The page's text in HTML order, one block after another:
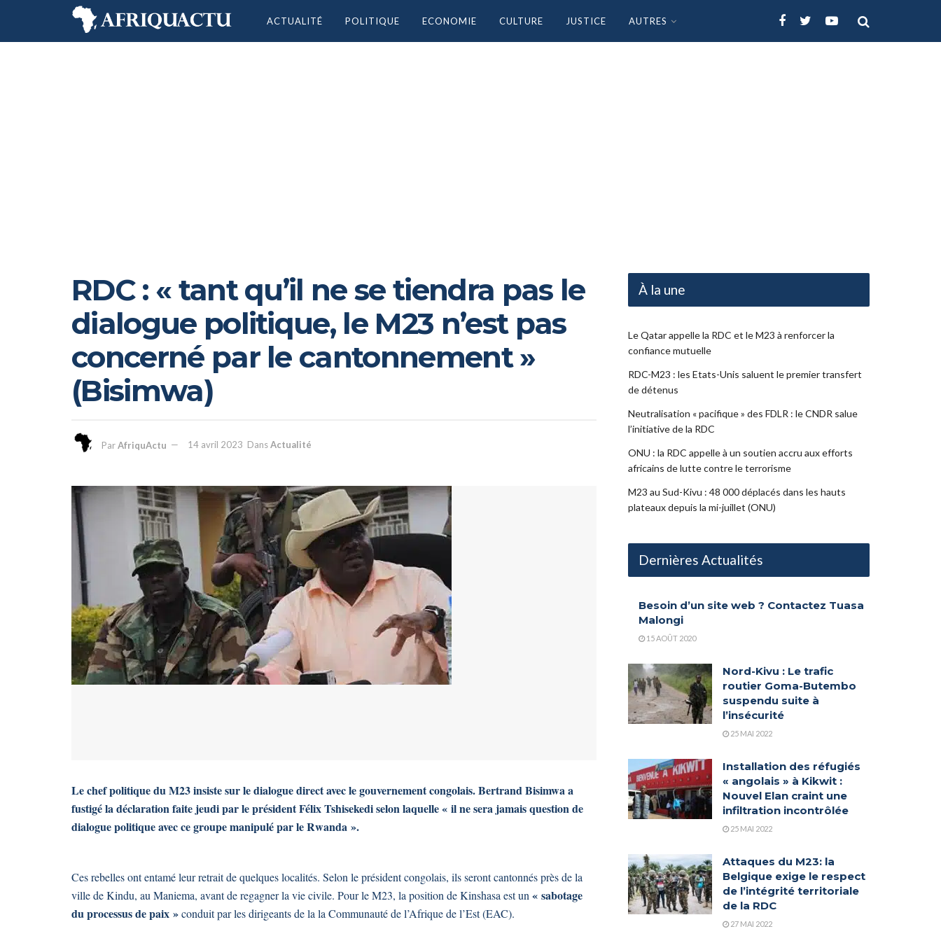
ACTUALITÉ POLITIQUE ECONOMIE CULTURE JUSTICE AUTRES
RDC : « tant qu’il ne se tiendra pas le
dialogue politique, le M23 n’est pas
concerné par le cantonnement »
(Bisimwa)
ParAfriquActu 14 avril 2023 DansActualité
Le chef politique du M23 insiste sur le dialogue direct avec le gouvernement congolais. Bertrand Bisimwa a
fustigé la déclaration faite jeudi par le président Félix Tshisekedi selon laquelle « il ne sera jamais question de
dialogue politique avec ce groupe manipulé par le Rwanda ».
Ces rebelles ont entamé leur retrait de quelques localités. Selon le président congolais, ils seront cantonnés près de la
ville de Kindu, au Maniema, avant de regagner la vie civile. Pour le M23, la position de Kinshasa est un « sabotage
du processus de paix »conduit par les dirigeants de la la Communauté de l’Afrique de l’Est (EAC).
À la une
Le Qatar appelle la RDC et le M23 à renforcer la
confiance mutuelle
RDC-M23 : les Etats-Unis saluent le premier transfert
de détenus
Neutralisation « pacifique » des FDLR : le CNDR salue
l’initiative de la RDC
ONU : la RDC appelle à un soutien accru aux efforts
africains de lutte contre le terrorisme
M23 au Sud-Kivu : 48 000 déplacés dans les hauts
plateaux depuis la mi-juillet (ONU)
Dernières Actualités
Besoin d’un site web ? Contactez Tuasa
Malongi
15 AOÛT 2020
Nord-Kivu : Le trafic
routier Goma-Butembo
suspendu suite à
l’insécurité
25 MAI 2022
Installation des réfugiés
« angolais » à Kikwit :
Nouvel Elan craint une
infiltration incontrôlée
25 MAI 2022
Attaques du M23: la
Belgique exige le respect
de l’intégrité territoriale
de la RDC
27 MAI 2022